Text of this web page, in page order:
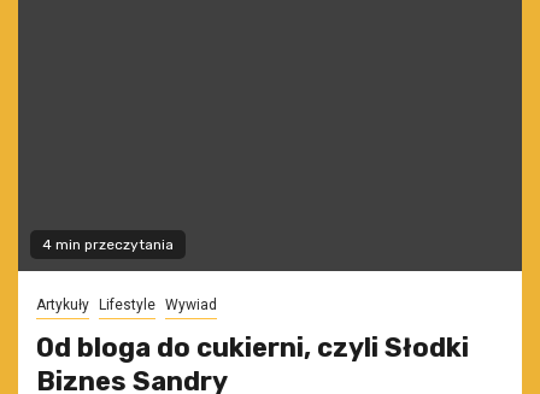
4 min przeczytania
Artykuły Lifestyle Wywiad
Od bloga do cukierni, czyli Słodki
Biznes Sandry